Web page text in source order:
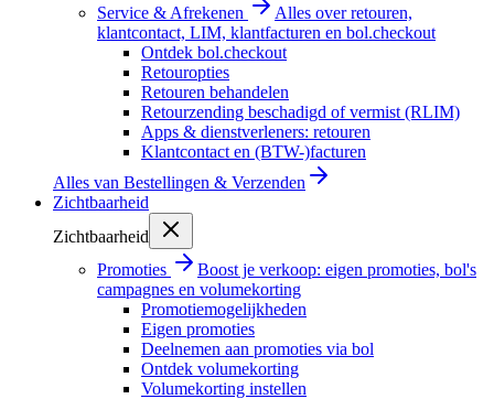
Service & Afrekenen
Alles over retouren,
klantcontact, LIM, klantfacturen en bol.checkout
Ontdek bol.checkout
Retouropties
Retouren behandelen
Retourzending beschadigd of vermist (RLIM)
Apps & dienstverleners: retouren
Klantcontact en (BTW-)facturen
Alles van Bestellingen & Verzenden
Zichtbaarheid
Zichtbaarheid
Promoties
Boost je verkoop: eigen promoties, bol's
campagnes en volumekorting
Promotiemogelijkheden
Eigen promoties
Deelnemen aan promoties via bol
Ontdek volumekorting
Volumekorting instellen